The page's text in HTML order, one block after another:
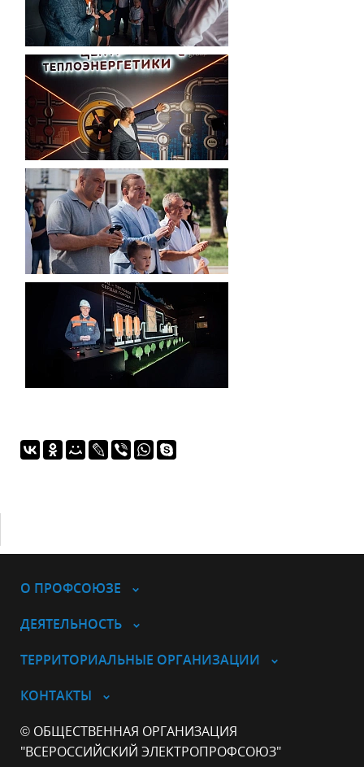
О ПРОФСОЮЗЕ
ДЕЯТЕЛЬНОСТЬ
ТЕРРИТОРИАЛЬНЫЕ ОРГАНИЗАЦИИ
КОНТАКТЫ
© ОБЩЕСТВЕННАЯ ОРГАНИЗАЦИЯ
"ВСЕРОССИЙСКИЙ ЭЛЕКТРОПРОФСОЮЗ"